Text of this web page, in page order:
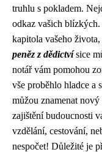
truhlu s pokladem.
odkaz vašich blízkých.
kapitola vašeho
peněz z dědictvísice
notář vám pomohou
vše proběhlo hladce a
můžou znamenat nový
zajištění budoucnosti
vzdělání, cestování,
nespočet! Důležité je